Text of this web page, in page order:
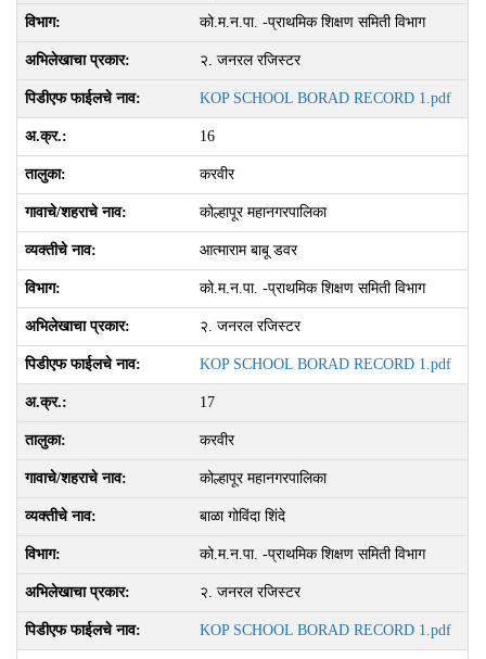
को.म.न.पा. -प्राथमिक शिक्षण समिती विभाग
२. जनरल रजिस्‍टर
KOP SCHOOL BORAD RECORD 1.pdf
16
करवीर
कोल्हापूर महानगरपालिका
आत्माराम बाबू डवर
को.म.न.पा. -प्राथमिक शिक्षण समिती विभाग
२. जनरल रजिस्‍टर
KOP SCHOOL BORAD RECORD 1.pdf
17
करवीर
कोल्हापूर महानगरपालिका
बाळा गोविंदा शिंदे
को.म.न.पा. -प्राथमिक शिक्षण समिती विभाग
२. जनरल रजिस्‍टर
KOP SCHOOL BORAD RECORD 1.pdf